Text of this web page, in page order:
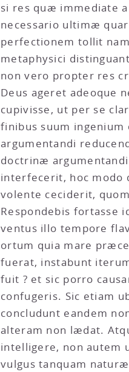
si res quæ immediate
necessario ultimæ
perfectionem tollit
metaphysici
non vero propter res
Deus ageret adeoque
cupivisse, ut per se
finibus suum
argumentandi
doctrinæ
interfecerit, hoc modo
volente ceciderit,
Respondebis fortasse
ventus illo tempore
ortum quia mare
fuerat, instabunt
fuit ? et sic porro
confugeris. Sic etiam
concludunt eandem
alteram non lædat.
intelligere, non autem
vulgus tanquam